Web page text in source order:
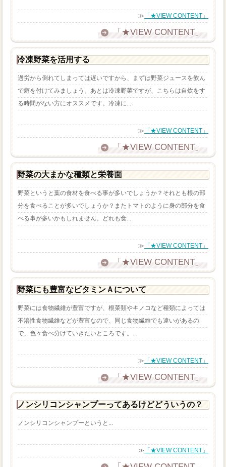
≫ 「★VIEW CONTENT」
「★VIEW CONTENT」
冷凍野菜を活用する
過労から倒れてしまっては遅いですから、まずは野菜ジュースを飲ん
で癖を付けてみましょう。あとは冷凍野菜ですが、こちらは自炊をす
る時間がない方にオススメです。冷凍に...
≫ 「★VIEW CONTENT」
「★VIEW CONTENT」
野菜の大まかな種類と栄養面
野菜というと葉の食材を食べる事が多いでしょうか？それとも根の部
分を食べることが多いでしょうか？またトマトのように身の部分を食
べる事が多いかもしれません。どれも食...
≫ 「★VIEW CONTENT」
「★VIEW CONTENT」
野菜にも豊富なビタミンＡについて
野菜には食物繊維が豊富ですが、根菜類やキノコなど種類によっては
不溶性食物繊維などが豊富なので、同じ食物繊維でも違いがあるの
で、色々食べ分けていきたいところです。...
≫ 「★VIEW CONTENT」
「★VIEW CONTENT」
ノンシリコンシャンプーってあるけどどういうの？
ノンシリコンシャンプーというと...
≫ 「★VIEW CONTENT」